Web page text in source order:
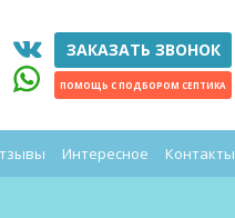
ЗАКАЗАТЬ ЗВОНОК
ПОМОЩЬ С ПОДБОРОМ СЕПТИКА
Интересное Контакты